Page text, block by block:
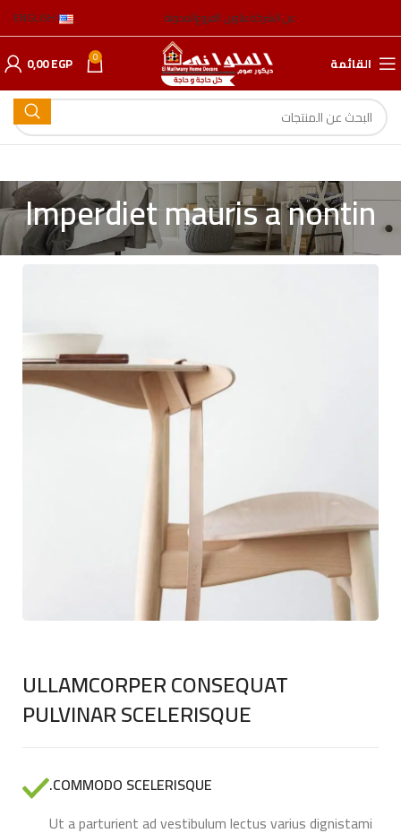
عن الشركةعناوين الفروعالمدونة ENGLISH
القائمة 0
0,00EGP
Imperdiet mauris a nontin
ULLAMCORPER CONSEQUAT
PULVINAR SCELERISQUE
COMMODO SCELERISQUE.
Ut a parturient ad vestibulum lectus varius dignistami